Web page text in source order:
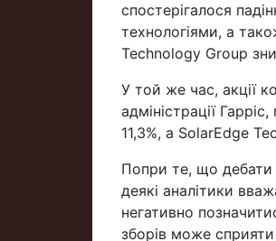
спостерігалося
технологіями, а
Technology Group
У той же час, акції
адміністрації
11,3%, а SolarEdge
Попри те, що дебати
деякі аналітики
негативно
зборів може сприяти